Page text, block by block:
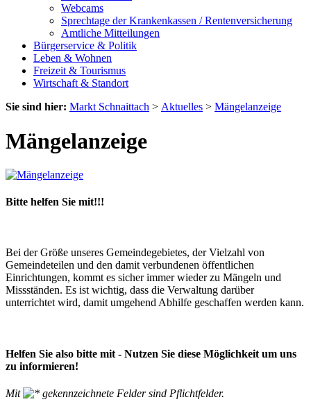
Webcams
Sprechtage der Krankenkassen / Rentenversicherung
Amtliche Mitteilungen
Bürgerservice & Politik
Leben & Wohnen
Freizeit & Tourismus
Wirtschaft & Standort
Sie sind hier: Markt Schnaittach > Aktuelles > Mängelanzeige
Mängelanzeige
Bitte helfen Sie mit!!!
Bei der Größe unseres Gemeindegebietes, der Vielzahl von
Gemeindeteilen und den damit verbundenen öffentlichen
Einrichtungen, kommt es sicher immer wieder zu Mängeln und
Missständen. Es ist wichtig, dass die Verwaltung darüber
unterrichtet wird, damit umgehend Abhilfe geschaffen werden kann.
Helfen Sie also bitte mit - Nutzen Sie diese Möglichkeit um uns
zu informieren!
Mit gekennzeichnete Felder sind Pflichtfelder.